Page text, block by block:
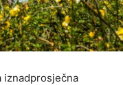
iznadprosječna